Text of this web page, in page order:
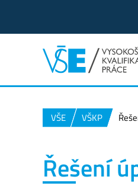
VŠE VŠKP
Řešení